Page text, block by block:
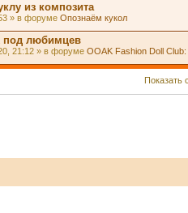
из композита
» в форуме Опознаём кукол
под любимцев
21:12 » в форуме OOAK Fashion Doll
Показать